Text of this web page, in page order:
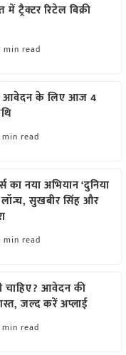
ट्रैक्टर रिटेल बिक्री
min read
आवेदन के लिए आज 4
min read
का नया अभियान ‘दुनिया
सुखबीर सिंह और
min read
चाहिए? आवेदन की
जल्द करें अप्लाई
min read